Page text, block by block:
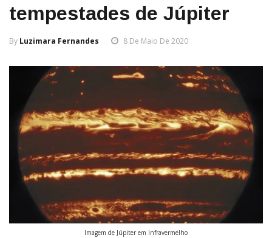
tempestades de Júpiter
By Luzimara Fernandes 8 De Maio De 2020
Imagem de Júpiter em Infravermelho